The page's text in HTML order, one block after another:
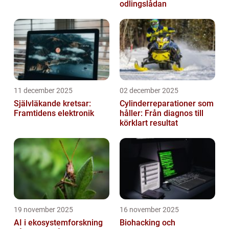
odlingslådan
11 december 2025
Självläkande kretsar:
Framtidens elektronik
02 december 2025
Cylinderreparationer som
håller: Från diagnos till
körklart resultat
19 november 2025
AI i ekosystemforskning
16 november 2025
Biohacking och